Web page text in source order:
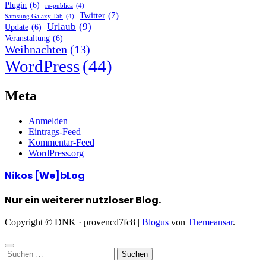
Plugin (6) re-publica (4)
Samsung Galaxy Tab (4) Twitter (7)
Update (6) Urlaub (9)
Veranstaltung (6)
Weihnachten (13)
WordPress(44)
Meta
Anmelden
Eintrags-Feed
Kommentar-Feed
WordPress.org
Nikos [We]bLog
Nur ein weiterer nutzloser Blog.
Copyright © DNK · provencd7fc8 | Blogus von Themeansar.
Suchen
nach: